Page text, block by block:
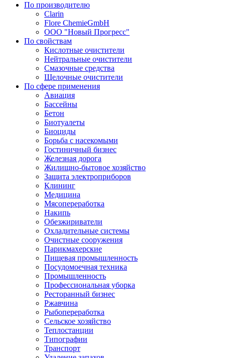
По производителю
Clarin
Flore ChemieGmbH
ООО "Новый Прогресс"
По свойствам
Кислотные очистители
Нейтральные очистители
Смазочные средства
Щелочные очистители
По сфере применения
Авиация
Бассейны
Бетон
Биотуалеты
Биоциды
Борьба с насекомыми
Гостиничный бизнес
Железная дорога
Жилищно-бытовое хозяйство
Защита электроприборов
Клининг
Медицина
Мясопереработка
Накипь
Обезжириватели
Охладительные системы
Очистные сооружения
Парикмахерские
Пищевая промышленность
Посудомоечная техника
Промышленность
Профессиональная уборка
Ресторанный бизнес
Ржавчина
Рыбопереработка
Сельское хозяйство
Теплостанции
Типографии
Транспорт